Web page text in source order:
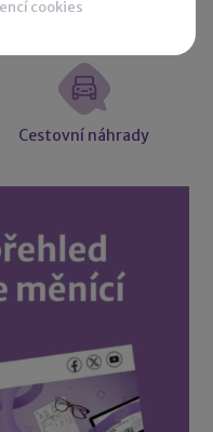
Cestovní náhrady
cookies